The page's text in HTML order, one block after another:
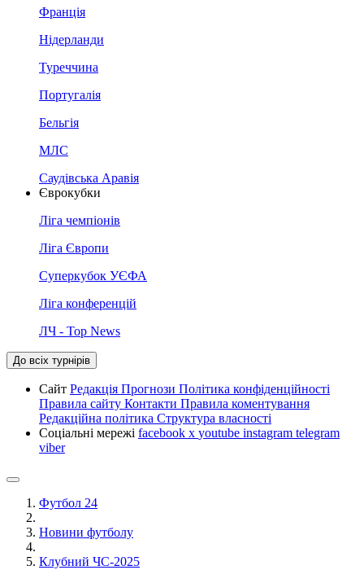
Франція
Нідерланди
Туреччина
Португалія
Бельгія
МЛС
Саудівська Аравія
Єврокубки
Ліга чемпіонів
Ліга Європи
Суперкубок УЄФА
Ліга конференцій
ЛЧ - Top News
До всіх турнірів
Сайт Редакція Прогнози Політика конфіденційності
Правила сайту Контакти Правила коментування
Редакційна політика Структура власності
Соціальні мережі facebook x youtube instagram telegram
viber
Футбол 24
Новини футболу
Клубний ЧС-2025